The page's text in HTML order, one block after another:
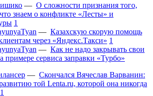
— О сложности признания того,
знаем о конфликте «Лесты» и
1
— Казахскую скорую помощь
через «Яндекс.Такси» 1
— Как не надо закрывать свои
сервиса заправки «Турбо»
— Скончался Вячеслав Варванин:
той Lenta.ru, которой она никогда
1